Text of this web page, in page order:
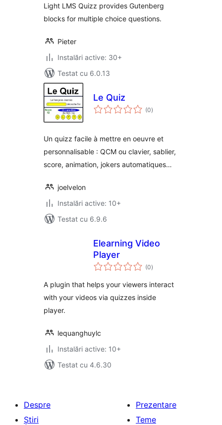
Light LMS Quizz provides Gutenberg
blocks for multiple choice questions.
Pieter
Instalări active: 30+
Testat cu 6.0.13
Le Quiz
(0total
aprecieri
)
Un quizz facile à mettre en oeuvre et
personnalisable : QCM ou clavier, sablier,
score, animation, jokers automatiques…
joelvelon
Instalări active: 10+
Testat cu 6.9.6
Elearning Video
Player
(0total
aprecieri
)
A plugin that helps your viewers interact
with your videos via quizzes inside
player.
lequanghuylc
Instalări active: 10+
Testat cu 4.6.30
Despre
Știri
Prezentare
Teme